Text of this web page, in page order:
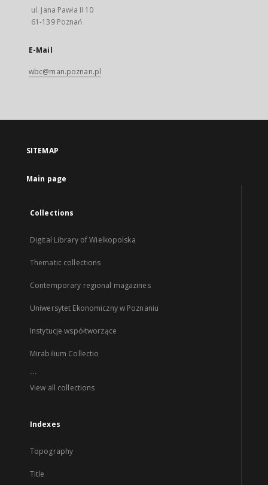
ul. Jana Pawła II 10
61-139 Poznań
E-Mail
wbc@man.poznan.pl
SITEMAP
Main page
Collections
Digital Library of Wielkopolska
Thematic collections
Contemporary regional magazines
Uniwersytet Ekonomiczny w Poznaniu
Instytucje współtworzące
Mirabilium Collectio
...
View all collections
Indexes
Topography
Title